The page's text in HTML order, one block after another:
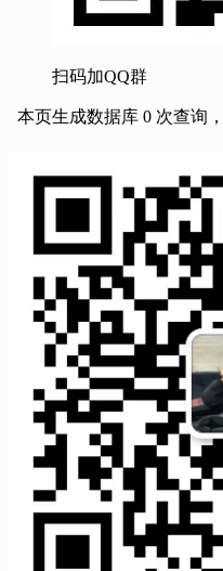
扫码加QQ群
本页生成数据库 0 次查询